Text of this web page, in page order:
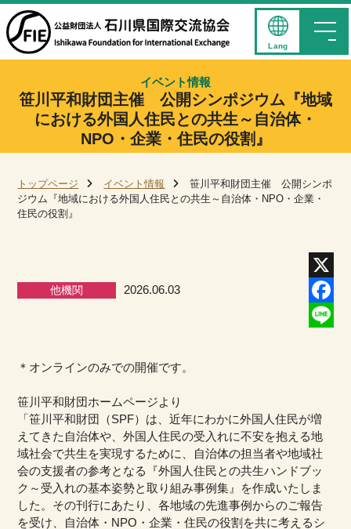
Lang
イベント情報
笹川平和財団主催 公開シンポジウム『地域
における外国人住民との共生～自治体・
NPO・企業・住民の役割』
トップページ イベント情報
笹川平和財団主催 公開シンポ
ジウム『地域における外国人住民との共生～自治体・NPO・企業・
住民の役割』
他機関 2026.06.03
X
＊オンラインのみでの開催です。
笹川平和財団ホームページより
「笹川平和財団（SPF）は、近年にわかに外国人住民が増
えてきた自治体や、外国人住民の受入れに不安を抱える地
域社会で共生を実現するために、自治体の担当者や地域社
会の支援者の参考となる『外国人住民との共生ハンドブッ
ク～受入れの基本姿勢と取り組み事例集』を作成いたしま
した。その刊行にあたり、各地域の先進事例からのご報告
を受け、自治体・NPO・企業・住民の役割を共に考えるシ